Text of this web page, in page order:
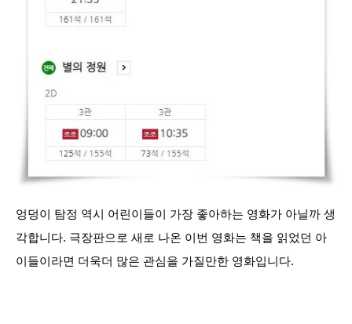
엉덩이 탐정 역시 어린이들이 가장 좋아하는 영화가 아닐까 생
각합니다. 극장판으로 새로 나온 이번 영화는 책을 읽었던 아
이들이라면 더욱더 많은 관심을 가질만한 영화입니다.